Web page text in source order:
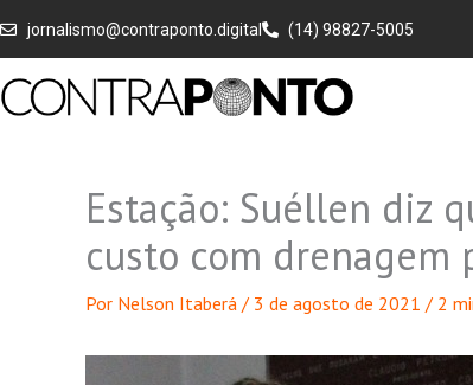
para
conteúdo
jornalismo@contraponto.digital (14) 98827-5005
Estação: Suéllen diz
custo com drenagem
Por Nelson Itaberá / 3 de agosto de 2021 / 2